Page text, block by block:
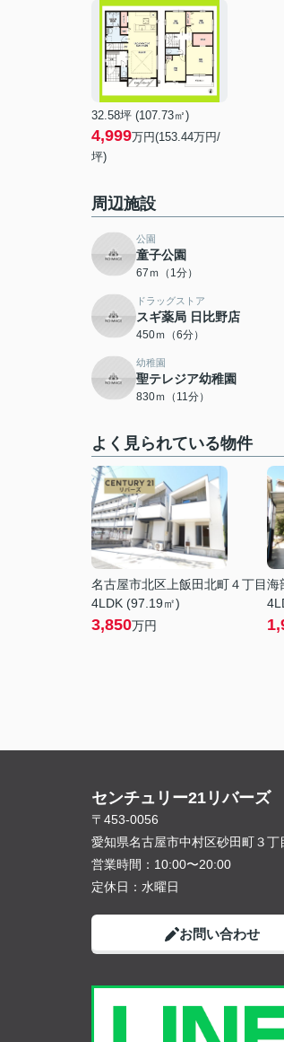
32.58坪 (107.73㎡)
4,999万円(153.44万円/
坪)
周辺施設
公園
童子公園
67ｍ（1分）
ドラッグストア
スギ薬局 日比野店
450ｍ（6分）
幼稚園
聖テレジア幼稚園
830ｍ（11分）
よく見られている物件
名古屋市北区上飯田北町４丁目
4LDK (97.19㎡)
3,850万円
海
センチュリー21リバーズ
〒453-0056
愛知県名古屋市中村区砂田町３丁
営業時間： 10:00〜20:00
定休日： 水曜日
お問い合わせ